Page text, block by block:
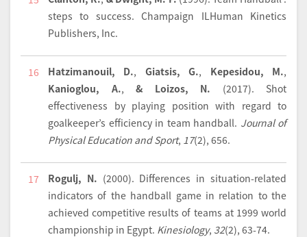
steps to success. Champaign ILHuman Kinetics
Publishers, Inc.
16 Hatzimanouil, D., Giatsis, G., Kepesidou, M.,
Kanioglou, A., & Loizos, N. (2017). Shot
effectiveness by playing position with regard to
goalkeeper’s efficiency in team handball. Journal of
Physical Education and Sport, 17(2), 656.
17 Rogulj, N. (2000). Differences in situation-related
indicators of the handball game in relation to the
achieved competitive results of teams at 1999 world
championship in Egypt. Kinesiology, 32(2), 63-74.